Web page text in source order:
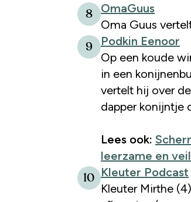
8
OmaGuus
Oma Guus
9
Podkin Eenoor
Op een koude
in een
vertelt hij over
dapper konijntje
Lees ook:
leerzame en
10
Kleuter Podcast
Kleuter Mirthe